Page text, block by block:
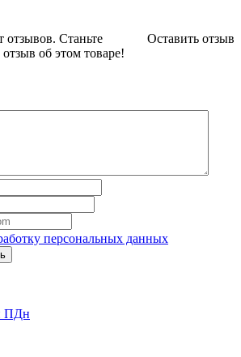
Оставить отзыв
отзывов. Станьте
об этом товаре!
персональных данных
ПДн